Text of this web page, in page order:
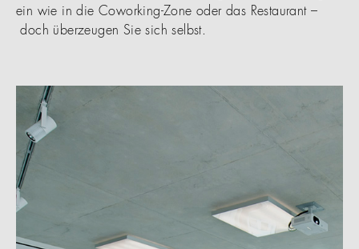
ein wie in die Coworking-Zone oder das Restaurant –
doch überzeugen Sie sich selbst.